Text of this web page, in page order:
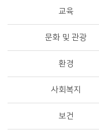
교육
문화 및 관광
환경
사회복지
보건